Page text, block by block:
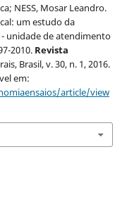
NESS, Mosar Leandro.
um estudo da
- unidade de atendimento
2010. Revista
Brasil, v. 30, n. 1, 2016.
em:
article/view